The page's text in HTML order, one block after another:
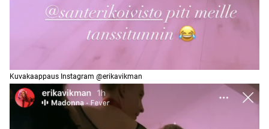
Kuvakaappaus Instagram @erikavikman